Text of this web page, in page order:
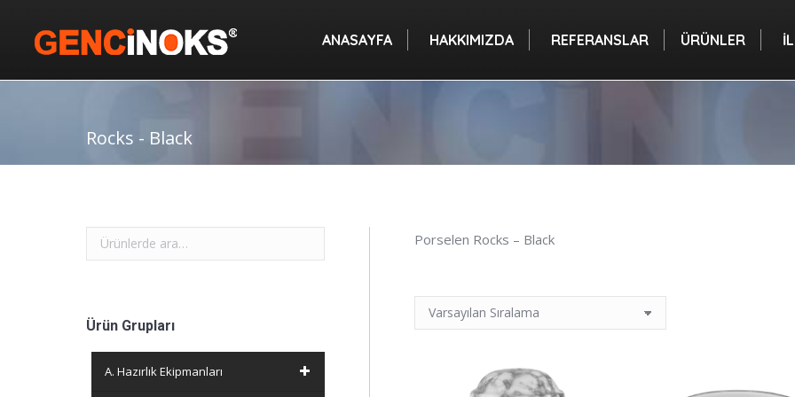
ANASAYFA HAKKIMIZDA REFERANSLAR ÜRÜNLER
Rocks - Black
Porselen Rocks – Black
Ürün Grupları
A. Hazırlık Ekipmanları